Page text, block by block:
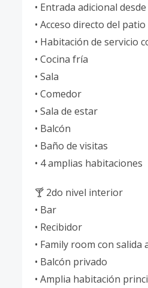
• Entrada adicional
• Acceso directo del
• Habitación de servicio
• Cocina fría
• Sala
• Comedor
• Sala de estar
• Balcón
• Baño de visitas
• 4 amplias habitaciones
🍸 2do nivel interior
• Bar
• Recibidor
• Family room con salida
• Balcón privado
• Amplia habitación